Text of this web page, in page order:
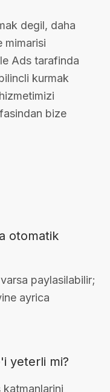
degil, daha
mimarisi
Ads tarafinda
kurmak
hizmetimizi
bize
otomatik
paylasilabilir;
ayrica
yeterli mi?